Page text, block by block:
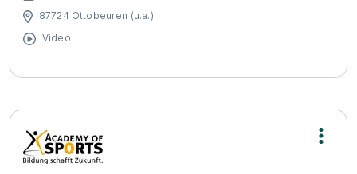
87724 Ottobeuren (u.a.)
Video